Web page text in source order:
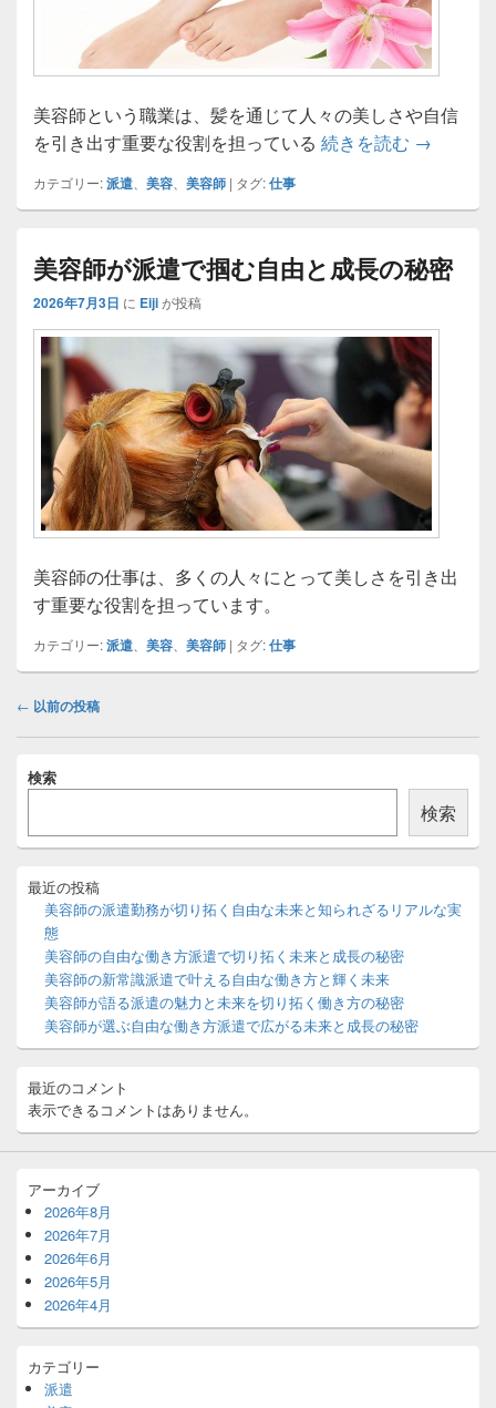
美容師という職業は、髪を通じて人々の美しさや自信
を引き出す重要な役割を担っている 続きを読む 美容師派
→
カテゴリー:派遣 美容 美容師 | タグ:仕事
美容師が派遣で掴む自由と成長の秘密
2026年7月3日 に Eijiが投稿
美容師の仕事は、多くの人々にとって美しさを引き出
す重要な役割を担っています。
カテゴリー:派遣 美容 美容師 | タグ:仕事
投
ビ
ゲ
シ
ン
← 以前の投稿
イ
イ
バ
エ
ア
検索
検索
最近の投稿
美容師の派遣勤務が切り拓く自由な未来と知られざるリアルな実
態
美容師の自由な働き方派遣で切り拓く未来と成長の秘密
美容師の新常識派遣で叶える自由な働き方と輝く未来
美容師が語る派遣の魅力と未来を切り拓く働き方の秘密
美容師が選ぶ自由な働き方派遣で広がる未来と成長の秘密
最近のコメント
表示できるコメントはありません。
アーカイブ
2026年8月
2026年7月
2026年6月
2026年5月
2026年4月
カテゴリー
派遣